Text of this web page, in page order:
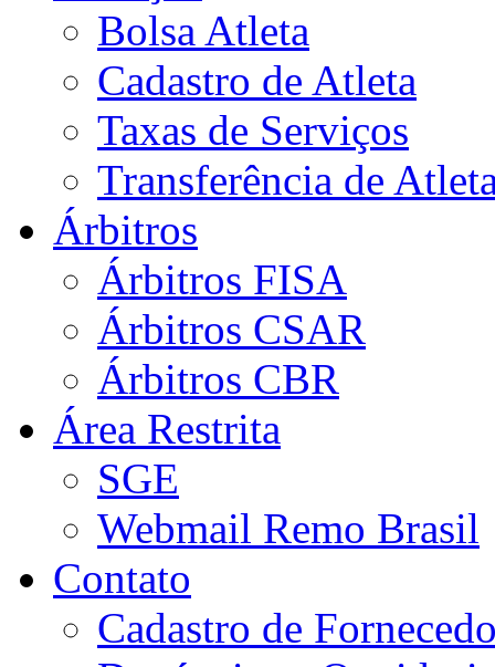
Bolsa Atleta
Cadastro de Atleta
Taxas de Serviços
Transferência de
Árbitros
Árbitros FISA
Árbitros CSAR
Árbitros CBR
Área Restrita
SGE
Webmail Remo Brasil
Contato
Cadastro de